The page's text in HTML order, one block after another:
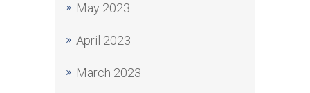
May 2023
April 2023
March 2023